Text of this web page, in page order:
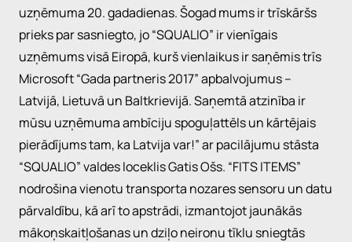
uzņēmuma 20. gadadienas. Šogad mums ir trīskāršs
prieks par sasniegto, jo “SQUALIO” ir vienīgais
uzņēmums visā Eiropā, kurš vienlaikus ir saņēmis trīs
Microsoft “Gada partneris 2017” apbalvojumus –
Latvijā, Lietuvā un Baltkrievijā. Saņemtā atzinība ir
mūsu uzņēmuma ambīciju spoguļattēls un kārtējais
pierādījums tam, ka Latvija var!” ar pacilājumu stāsta
“SQUALIO” valdes loceklis Gatis Ošs. “FITS ITEMS”
nodrošina vienotu transporta nozares sensoru un datu
pārvaldību, kā arī to apstrādi, izmantojot jaunākās
mākoņskaitļošanas un dziļo neironu tīklu sniegtās